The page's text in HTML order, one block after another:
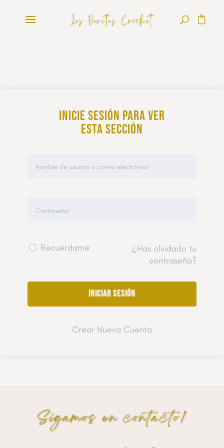
Inicie sesión para ver
esta sección
Recuérdame
¿Has olvidado tu
contraseña?
Crear Nueva Cuenta
Sigamos en contacto!